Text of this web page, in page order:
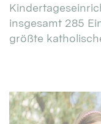
insgesamt 285
größte